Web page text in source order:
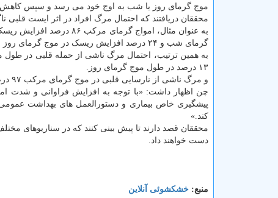
موج گرمای روز یا شب به اوج خود می رسد و سپس کاهش
محققان دریافتند که احتمال مرگ افراد در اثر ایست
گرمای شب و ۲۴ درصد افزایش ریسک در موج گرمای روز به همراه داشت.
۱۳ درصد در طول موج گرمای روز.
و مرگ ناشی از نارسایی قلبی در موج گرمای مرکب ۹۷ درصد بیشتر بود، اما در موج گرمای روز یا شب فقط ۲۴ درصد بیشتر بود.
چن اظهار داشت: «با توجه به افزایش فراوانی و شدت
پیشگیری خاص بیماری و دستورالعمل های بهداشت
کند.»
محققان قصد دارند تا پیش بینی کنند که در سناریوهای
دست خواهند داد.
منبع: خشكشوئی آنلاین